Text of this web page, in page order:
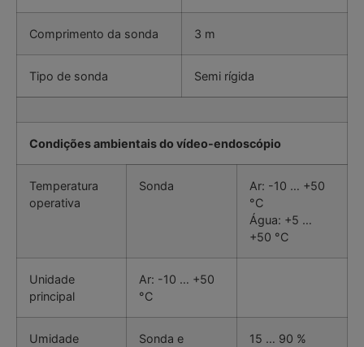
Comprimento da sonda 3 m
Tipo de sonda Semi rígida
Condições ambientais do vídeo-endoscópio
Temperatura
operativa
Sonda
Ar: -10 … +50
°C
Água: +5 …
+50 °C
Unidade
principal
Ar: -10 … +50
°C
Umidade
Sonda e
15 … 90 %